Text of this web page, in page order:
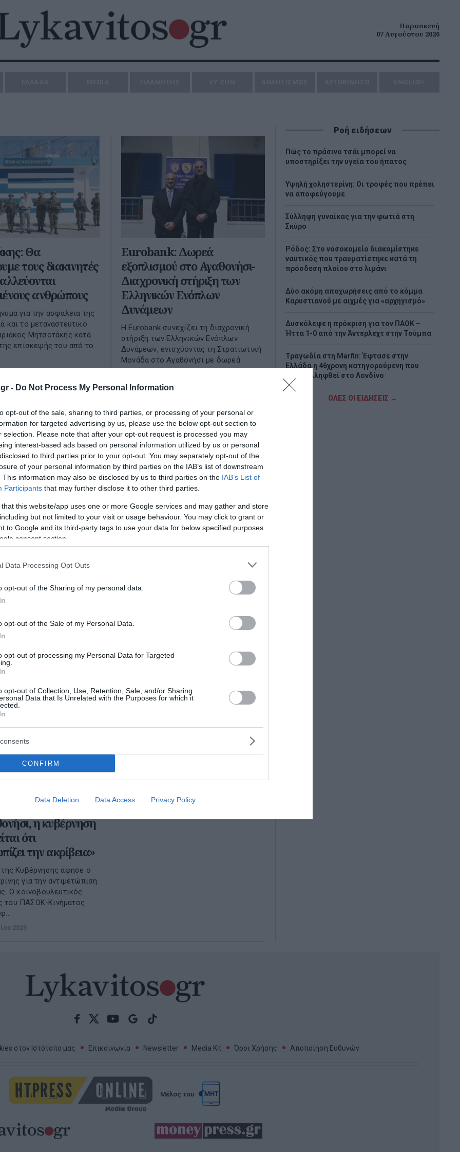
- Do Not Process My Personal Information
opt-out of the sale, sharing to third parties, or processing of your personal or
for targeted advertising by us, please use the below opt-out section to
selection. Please note that after your opt-out request is processed you may
interest-based ads based on personal information utilized by us or personal
to third parties prior to your opt-out. You may separately opt-out of the
of your personal information by third parties on the IAB’s list of downstream
This information may also be disclosed by us to third parties on the IAB’s List of
Participants that may further disclose it to other third parties.
that this website/app uses one or more Google services and may gather and store
but not limited to your visit or usage behaviour. You may click to grant or
to Google and its third-party tags to use your data for below specified purposes
consent section.
Data Processing Opt Outs
opt-out of the Sharing of my personal data.
opt-out of the Sale of my Personal Data.
opt-out of processing my Personal Data for Targeted
opt-out of Collection, Use, Retention, Sale, and/or Sharing
Data that Is Unrelated with the Purposes for which it
CONFIRM
Data Deletion Data Access Privacy Policy
Παρασκευή
07 Αυγούστου 2026
Θα
τους διακινητές
ανθρώπους
για την ασφάλεια της
και το μεταναστευτικό
Μητσοτάκης κατά
επίσκεψής του από το
Eurobank: Δωρεά
εξοπλισμού στο Αγαθονήσι-
Διαχρονική στήριξη των
Ελληνικών Ενόπλων
Δυνάμεων
Η Eurobank συνεχίζει τη διαχρονική
στήριξη των Ελληνικών Ενόπλων
Δυνάμεων, ενισχύοντας τη Στρατιωτική
Μονάδα στο Αγαθονήσι με δωρεά
εξοπλισμού για το ...
18 Μαΐου 2026
Μίνι ναυμαχία
- Το λιμενικό
τουρκικά αλιευτικά
έγινε το βράδυ της
τουρκικά αλιευτικά που
των Ελληνικών
στην...
2025
ανατολικά του Αγαθονησίου
Επιχείρηση εντοπισμού και διάσωσης
11 αλλοδαπών πραγματοποιήθηκε
σήμερα από στελέχη του Λιμενικού στη
19 Ιουλίου 2025
«Με ένα πρόστιμο
η κυβέρνηση
ότι
την ακρίβεια»
της Κυβέρνησης άφησε ο
για την αντιμετώπιση
Ο κοινοβουλευτικός
του ΠΑΣΟΚ-Κινήματος
2023
Ροή ειδήσεων
Πώς το πράσινο τσάι μπορεί να
υποστηρίξει την υγεία του ήπατος
Υψηλή χοληστερίνη: Οι τροφές που πρέπει
να αποφεύγουμε
Σύλληψη γυναίκας για την φωτιά στη
Σκύρο
Ρόδος: Στο νοσοκομείο διακομίστηκε
ναυτικός που τραυματίστηκε κατά τη
πρόσδεση πλοίου στο λιμάνι
Δύο ακόμη αποχωρήσεις από το κόμμα
Καρυστιανού με αιχμές για «αρχηγισμό»
Δυσκόλεψε η πρόκριση για τον ΠΑΟΚ –
Ήττα 1-0 από την Άντερλεχτ στην Τούμπα
Τραγωδία στη Marfin: Έφτασε στην
Ελλάδα η 46χρονη κατηγορούμενη που
είχε συλληφθεί στο Λονδίνο
Τζόκερ: Η κλήρωση της Πέμπτης - Οι
ΟΛΕΣ ΟΙ ΕΙΔΗΣΕΙΣ →
στον Ιστότοπο μας Επικοινωνία Newsletter Media Kit Όροι Χρήσης Αποποίηση Ευθυνών
Μέλος του